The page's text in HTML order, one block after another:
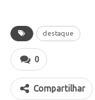
destaque
0
Compartilhar